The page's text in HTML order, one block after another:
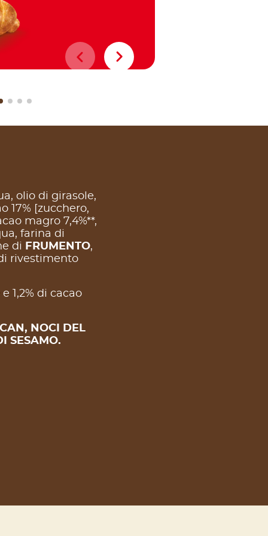
olio di girasole,
17% [zucchero,
magro 7,4%**,
farina di
di FRUMENTO,
rivestimento
1,2% di cacao
NOCI DEL
SESAMO.